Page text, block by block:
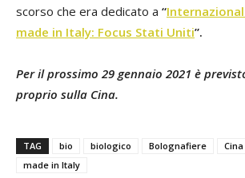
scorso che era dedicato a “
made in Italy: Focus Stati Uniti”.
Per il prossimo 29 gennaio 2021 è
proprio sulla Cina.
TAG bio biologico Bolognafiere Cina
made in Italy